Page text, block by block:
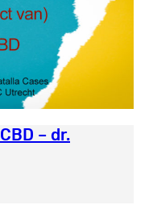
– dr.